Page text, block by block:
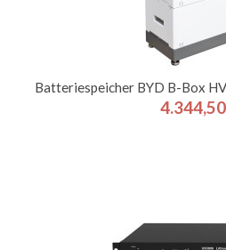
Batteriespeicher BYD B-Box